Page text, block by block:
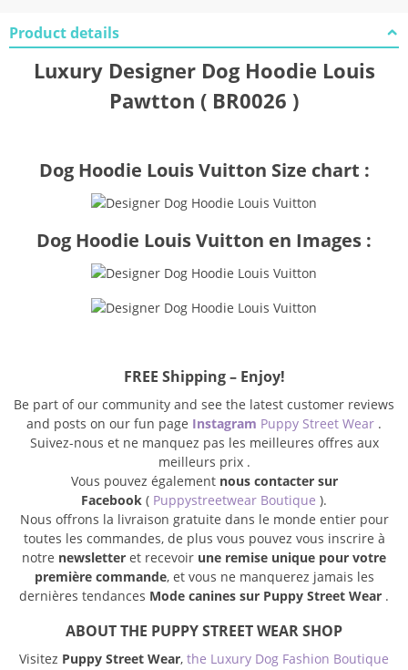
Product details
Luxury Designer Dog Hoodie Louis
Pawtton ( BR0026 )
Dog Hoodie Louis Vuitton Size chart :
Dog Hoodie Louis Vuitton en Images :
FREE Shipping – Enjoy!
Be part of our community and see the latest customer reviews
and posts on our fun page Instagram Puppy Street Wear .
Suivez-nous et ne manquez pas les meilleures offres aux
meilleurs prix .
Vous pouvez également nous contacter sur
Facebook ( Puppystreetwear Boutique ).
Nous offrons la livraison gratuite dans le monde entier pour
toutes les commandes, de plus vous pouvez vous inscrire à
notre newsletter et recevoir une remise unique pour votre
première commande, et vous ne manquerez jamais les
dernières tendances Mode canines sur Puppy Street Wear .
ABOUT THE PUPPY STREET WEAR SHOP
Visitez Puppy Street Wear, the Luxury Dog Fashion Boutique